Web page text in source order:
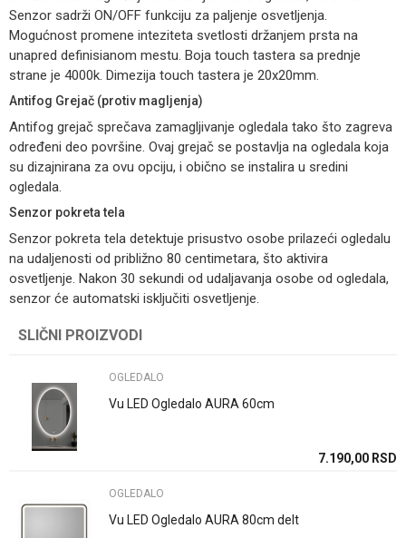
Senzor sadrži ON/OFF funkciju za paljenje osvetljenja.
Mogućnost promene inteziteta svetlosti držanjem prsta na
unapred definisianom mestu. Boja touch tastera sa prednje
strane je 4000k. Dimezija touch tastera je 20x20mm.
Antifog Grejač (protiv magljenja)
Antifog grejač sprečava zamagljivanje ogledala tako što zagreva
određeni deo površine. Ovaj grejač se postavlja na ogledala koja
su dizajnirana za ovu opciju, i obično se instalira u sredini
ogledala.
Senzor pokreta tela
Senzor pokreta tela detektuje prisustvo osobe prilazeći ogledalu
na udaljenosti od približno 80 centimetara, što aktivira
osvetljenje. Nakon 30 sekundi od udaljavanja osobe od ogledala,
senzor će automatski isključiti osvetljenje.
Ime/Nadimak
Email
SLIČNI PROIZVODI
OGLEDALO
Vu LED Ogledalo AURA 60cm
7.190,00 RSD
OGLEDALO
Vu LED Ogledalo AURA 80cm delt